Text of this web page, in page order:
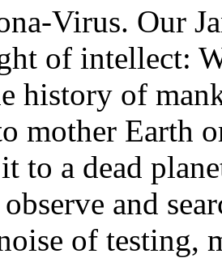
Virus. Our
of intellect:
history of
mother Earth
to a dead
observe and
of testing,